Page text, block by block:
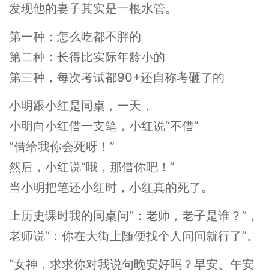
发现他的妻子其实是一根水管。
第一种：怎么吃都不胖的
第二种：长得比实际年龄小的
第三种，每次考试都90+还自称考砸了的
小明跟小红是同桌，一天，
小明向小红借一支笔，小红说“不借”
“借给我你会死呀！”
然后，小红说“哦，那借你吧！”
当小明把笔还小红时，小红真的死了。
上历史课时我的同桌问‘‘：老师，老子是谁？’’，
老师说‘‘：你在大街上随便找个人问问就行了’’。
“女神，求求你对我说句晚安好吗？早安、午安